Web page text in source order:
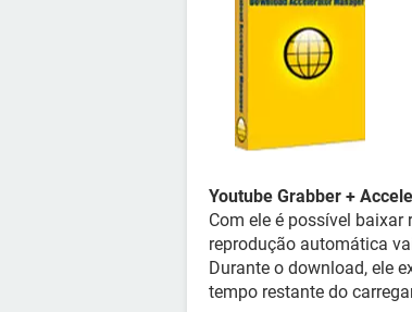
Youtube Grabber +
Com ele é possível
reprodução automática
Durante o download, ele
tempo restante do